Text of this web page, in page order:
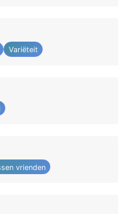
Variëteit
vrienden